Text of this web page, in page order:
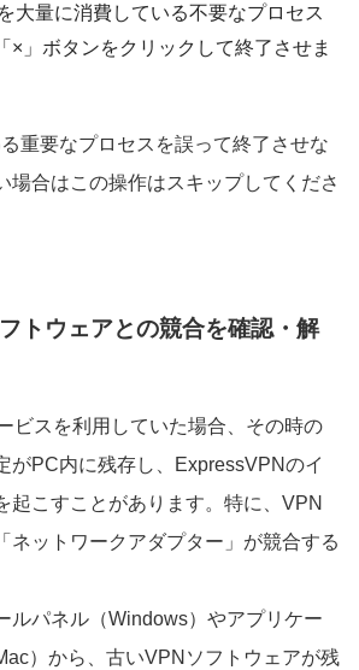
大量に消費している不要なプロセス
×」ボタンをクリックして終了させま
重要なプロセスを誤って終了させな
場合はこの操作はスキップしてくださ
トウェアとの競合を確認・解
ビスを利用していた場合、その時の
がPC内に残存し、ExpressVPNのイ
起こすことがあります。特に、VPN
ネットワークアダプター」が競合する
ルパネル（Windows）やアプリケー
）から、古いVPNソフトウェアが残